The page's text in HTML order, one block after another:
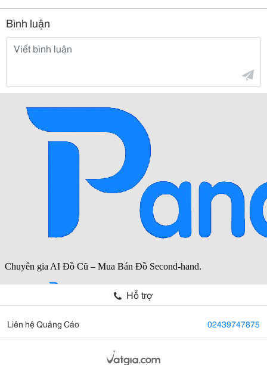
Bình luận
Hỗ trợ
Liên hệ Quảng Cáo 02439747875